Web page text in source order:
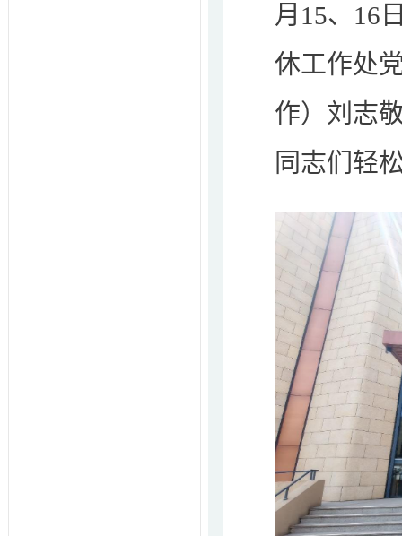
月15、16
休工作处
作）刘志
同志们轻